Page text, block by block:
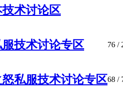
术讨论区
技术讨论专区 76 /
私服技术讨论专区68 /